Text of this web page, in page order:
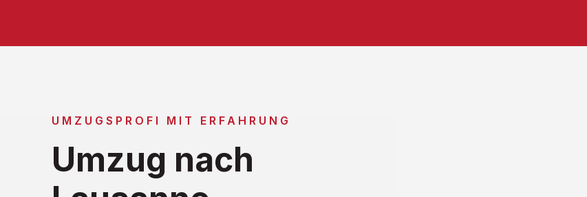
UMZUGSPROFI MIT ERFAHRUNG
Umzug nach